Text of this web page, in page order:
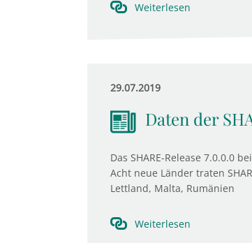
Weiterlesen
29.07.2019
Daten der
Das SHARE-Release 7.0.0.0
Acht neue Länder traten
Lettland, Malta, Rumänien
Weiterlesen